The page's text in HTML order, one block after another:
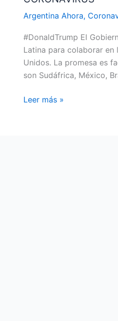
Argentina Ahora,
#DonaldTrump El
Latina para colaborar en
Unidos. La promesa es
son Sudáfrica, México,
PARA
VACUNA
CONTRA
EL
CORONAVIRUS
Leer más »